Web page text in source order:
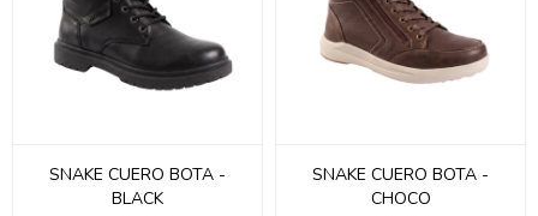
SNAKE CUERO BOTA -
BLACK
SNAKE CUERO BOTA -
CHOCO